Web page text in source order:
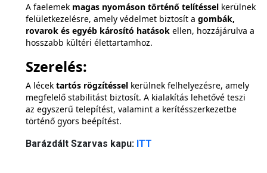
A faelemek magas nyomáson történő telítésselkerülnek
felületkezelésre, amely védelmet biztosít a gombák,
rovarok és egyéb károsító hatásokellen, hozzájárulva a
hosszabb kültéri élettartamhoz.
Szerelés:
A lécek tartós rögzítésselkerülnek felhelyezésre, amely
megfelelő stabilitást biztosít. A kialakítás lehetővé teszi
az egyszerű telepítést, valamint a kerítésszerkezetbe
történő gyors beépítést.
Barázdált Szarvas kapu: ITT